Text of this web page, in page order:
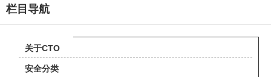
栏目导航
关于CTO
安全分类